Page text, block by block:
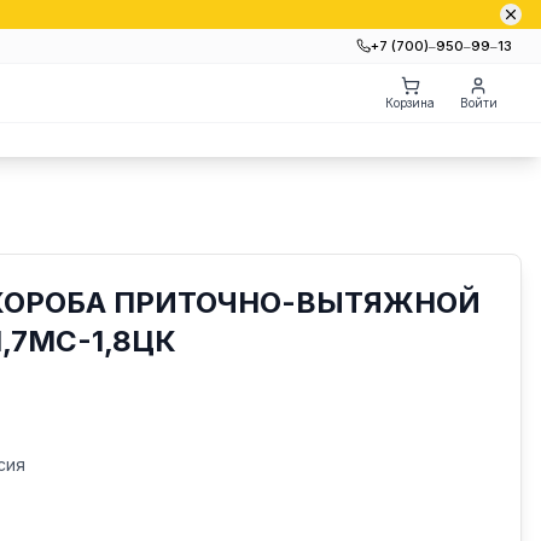
+7 (700)‒950‒99‒13
Корзина Войти
ПРИТОЧНО-ВЫТЯЖНОЙ
1,8ЦК